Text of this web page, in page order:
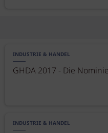
INDUSTRIE & HANDEL
GHDA 2017 - Die
INDUSTRIE & HANDEL